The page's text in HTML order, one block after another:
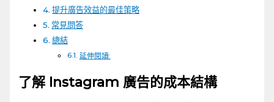
提升廣告效益的最佳策略
常見問答
總結
延伸閱讀:
了解 Instagram ⁢廣告的成本結構